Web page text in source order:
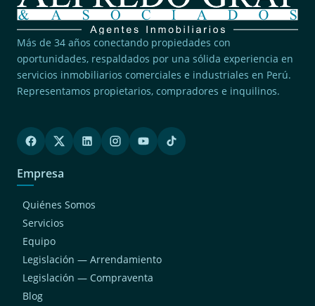
Más de 34 años conectando propiedades con
oportunidades, respaldados por una sólida experiencia en
servicios inmobiliarios comerciales e industriales en Perú.
Representamos propietarios, compradores e inquilinos.
Empresa
Quiénes Somos
Servicios
Equipo
Legislación — Arrendamiento
Legislación — Compraventa
Blog